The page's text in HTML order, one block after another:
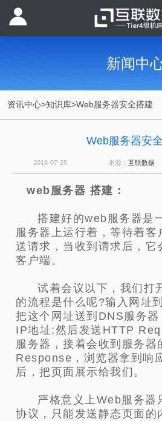
新闻中
资讯中心>知识库>Web服务器安全搭建
Web服务器安
2018-07-25 来源： 互联数据
web服务器 搭建：
搭建好的web服务器是
服务器上运行着，等待着客
送请求，当收到请求后，它
客户端。
试着会议以下，我们打
的流程是什么呢?输入网址
把这个网址送到DNS服务
IP地址;然后发送HTTP
服务器，接着会收到服务器
Response，浏览器拿到响
后，把页面展示给我们。
严格意义上Web服务器
协议，只能发送静态页面的